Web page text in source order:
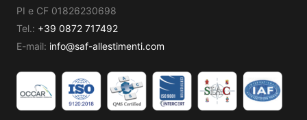
PI e CF 01826230698
Tel.: +39 0872 717492
E-mail: info@saf-allestimenti.com